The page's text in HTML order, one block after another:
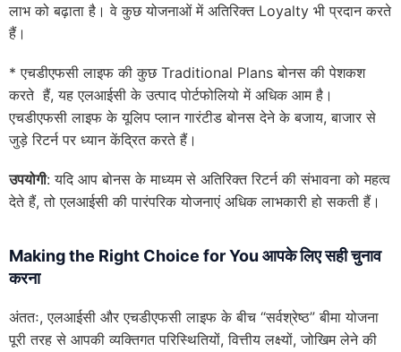
लाभ को बढ़ाता है। वे कुछ योजनाओं में अतिरिक्त Loyalty भी प्रदान करते
हैं।
* एचडीएफसी लाइफ की कुछ Traditional Plans बोनस की पेशकश
करते हैं, यह एलआईसी के उत्पाद पोर्टफोलियो में अधिक आम है।
एचडीएफसी लाइफ के यूलिप प्लान गारंटीड बोनस देने के बजाय, बाजार से
जुड़े रिटर्न पर ध्यान केंद्रित करते हैं।
उपयोगी: यदि आप बोनस के माध्यम से अतिरिक्त रिटर्न की संभावना को महत्व
देते हैं, तो एलआईसी की पारंपरिक योजनाएं अधिक लाभकारी हो सकती हैं।
Making the Right Choice for You आपके लिए सही चुनाव
करना
अंततः, एलआईसी और एचडीएफसी लाइफ के बीच “सर्वश्रेष्ठ” बीमा योजना
पूरी तरह से आपकी व्यक्तिगत परिस्थितियों, वित्तीय लक्ष्यों, जोखिम लेने की